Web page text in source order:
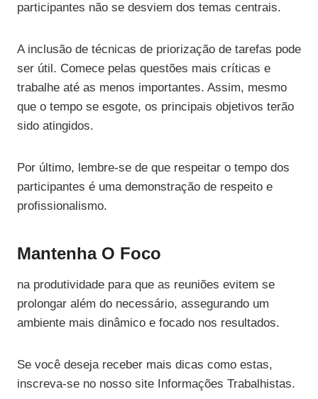
participantes não se desviem dos temas centrais.
A inclusão de técnicas de priorização de tarefas pode
ser útil. Comece pelas questões mais críticas e
trabalhe até as menos importantes. Assim, mesmo
que o tempo se esgote, os principais objetivos terão
sido atingidos.
Por último, lembre-se de que respeitar o tempo dos
participantes é uma demonstração de respeito e
profissionalismo.
Mantenha O Foco
na produtividade para que as reuniões evitem se
prolongar além do necessário, assegurando um
ambiente mais dinâmico e focado nos resultados.
Se você deseja receber mais dicas como estas,
inscreva-se no nosso site Informações Trabalhistas.